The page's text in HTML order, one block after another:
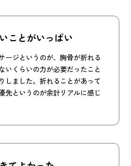
ことがいっぱい
ージというのが、胸骨が折れる
いくらいの力が必要だったこと
しました。折れることがあって
先というのが余計リアルに感じ